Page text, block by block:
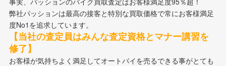
弊社パッションは最高の接客と特別な買取価格で常にお客様満足
度No1を追求しています。
【当社の査定員はみんな査定資格とマナー講習を
修了】
お客様が気持ちよく満足してオートバイを売るできる事がとても